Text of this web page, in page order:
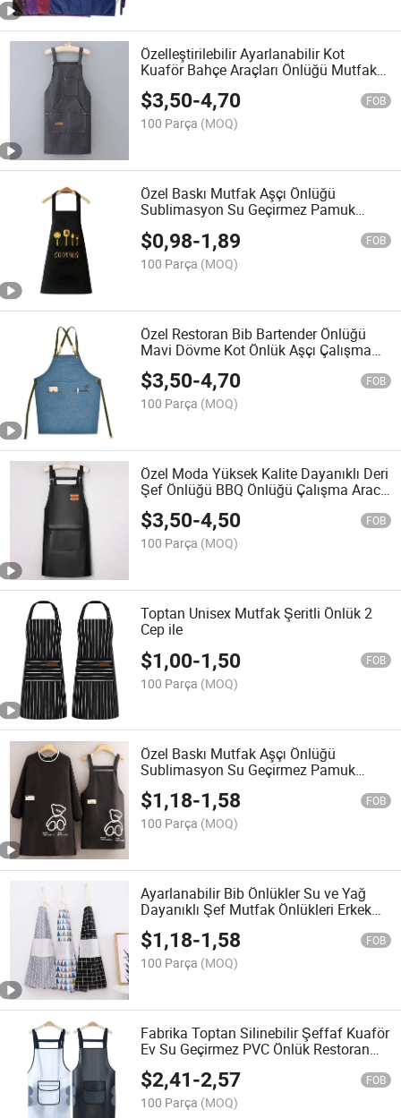
Özelleştirilebilir Ayarlanabilir Kot
Kuaför Bahçe Araçları Önlüğü Mutfak
Pişirme Önlüğü Tırnak Önlüğü Ceplerle
$3,50-4,70 FOB
100 Parça (MOQ)
Özel Baskı Mutfak Aşçı Önlüğü
Sublimasyon Su Geçirmez Pamuk
$0,98-1,89 FOB
100 Parça (MOQ)
Özel Restoran Bib Bartender Önlüğü
Mavi Dövme Kot Önlük Aşçı Çalışma
Önlüğü Manikürcüler için
$3,50-4,70 FOB
100 Parça (MOQ)
Özel Moda Yüksek Kalite Dayanıklı Deri
Şef Önlüğü BBQ Önlüğü Çalışma Aracı
Önlüğü
$3,50-4,50 FOB
100 Parça (MOQ)
Toptan Unisex Mutfak Şeritli Önlük 2
Cep ile
$1,00-1,50 FOB
100 Parça (MOQ)
Özel Baskı Mutfak Aşçı Önlüğü
Sublimasyon Su Geçirmez Pamuk
Polyester Önlük Logo Seti
$1,18-1,58 FOB
100 Parça (MOQ)
Ayarlanabilir Bib Önlükler Su ve Yağ
Dayanıklı Şef Mutfak Önlükleri Erkek
Kadın için Cepli
$1,18-1,58 FOB
100 Parça (MOQ)
Fabrika Toptan Silinebilir Şeffaf Kuaför
Ev Su Geçirmez PVC Önlük Restoran
Garsonu için
$2,41-2,57 FOB
100 Parça (MOQ)